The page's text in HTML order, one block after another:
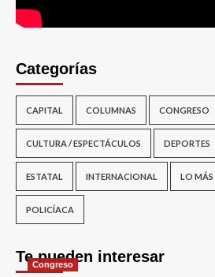
Categorías
CAPITAL COLUMNAS CONGRESO
CULTURA / ESPECTÁCULOS DEPORTES
ESTATAL INTERNACIONAL LO MÁS
POLICÍACA
Te pueden interesar
Congreso